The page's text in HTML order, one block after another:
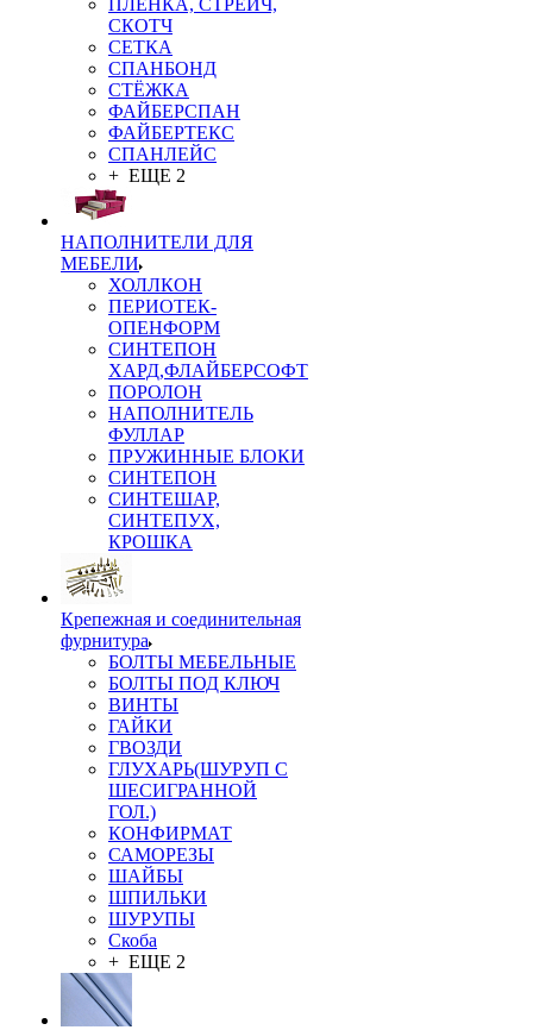
ПЛЁНКА, СТРЕЙЧ,
СКОТЧ
СЕТКА
СПАНБОНД
СТЁЖКА
ФАЙБЕРСПАН
ФАЙБЕРТЕКС
СПАНЛЕЙС
+ ЕЩЕ 2
НАПОЛНИТЕЛИ ДЛЯ
МЕБЕЛИ
ХОЛЛКОН
ПЕРИОТЕК-
ОПЕНФОРМ
СИНТЕПОН
ХАРД,ФЛАЙБЕРСОФТ
ПОРОЛОН
НАПОЛНИТЕЛЬ
ФУЛЛАР
ПРУЖИННЫЕ БЛОКИ
СИНТЕПОН
СИНТЕШАР,
СИНТЕПУХ,
КРОШКА
Крепежная и соединительная
фурнитура
БОЛТЫ МЕБЕЛЬНЫЕ
БОЛТЫ ПОД КЛЮЧ
ВИНТЫ
ГАЙКИ
ГВОЗДИ
ГЛУХАРЬ(ШУРУП С
ШЕСИГРАННОЙ
ГОЛ.)
КОНФИРМАТ
САМОРЕЗЫ
ШАЙБЫ
ШПИЛЬКИ
ШУРУПЫ
Скоба
+ ЕЩЕ 2